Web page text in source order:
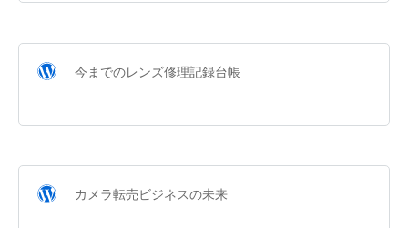
今までのレンズ修理記録台帳
カメラ転売ビジネスの未来